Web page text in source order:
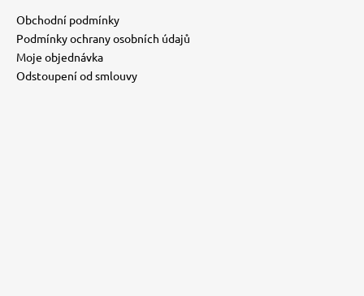
u
Obchodní podmínky
Podmínky ochrany osobních údajů
Moje objednávka
Odstoupení od smlouvy